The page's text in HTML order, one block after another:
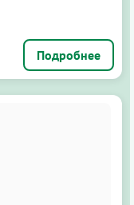
Подробнее